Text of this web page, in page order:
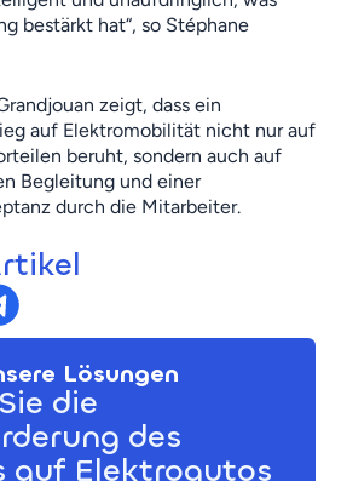
Lösungen
die
des
auf Elektroautos
bestärkt hat“, so Stéphane
zeigt, dass ein
auf Elektromobilität nicht nur auf
beruht, sondern auch auf
Begleitung und einer
durch die Mitarbeiter.